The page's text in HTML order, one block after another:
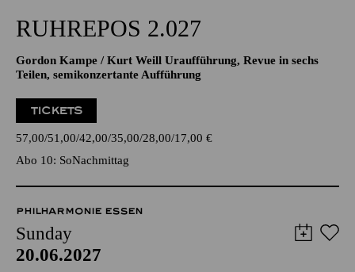
RUHREPOS 2.027
Gordon Kampe / Kurt Weill Uraufführung, Revue in sechs
Teilen, semikonzertante Aufführung
TICKETS
57,00 51,00 42,00 35,00 28,00 17,00 €
Abo 10: SoNachmittag
PHILHARMONIE ESSEN
Sunday
20.06.2027